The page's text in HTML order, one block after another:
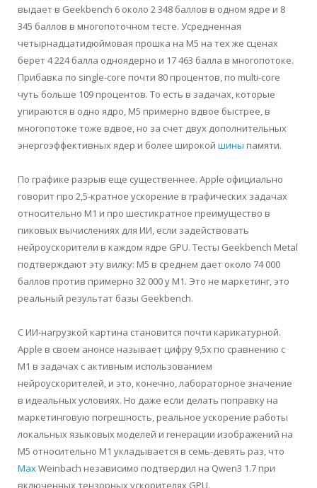
выдает в Geekbench 6 около 2 348 баллов в одном ядре и 8
345 баллов в многопоточном тесте. Усредненная
четырнадцатидюймовая прошка на M5 на тех же сценах
берет 4 224 балла одноядерно и 17 463 балла в многопотоке.
Прибавка по single-core почти 80 процентов, по multi-core
чуть больше 109 процентов. То есть в задачах, которые
упираются в одно ядро, M5 примерно вдвое быстрее, в
многопотоке тоже вдвое, но за счет двух дополнительных
энергоэффективных ядер и более широкой шины памяти.
По графике разрыв еще существеннее. Apple официально
говорит про 2,5-кратное ускорение в графических задачах
относительно M1 и про шестикратное преимущество в
пиковых вычислениях для ИИ, если задействовать
нейроускорители в каждом ядре GPU. Тесты Geekbench Metal
подтверждают эту вилку: M5 в среднем дает около 74 000
баллов против примерно 32 000 у M1. Это не маркетинг, это
реальный результат базы Geekbench.
С ИИ-нагрузкой картина становится почти карикатурной.
Apple в своем анонсе называет цифру 9,5x по сравнению с
M1 в задачах с активным использованием
нейроускорителей, и это, конечно, лабораторное значение
в идеальных условиях. Но даже если делать поправку на
маркетинговую погрешность, реальное ускорение работы
локальных языковых моделей и генерации изображений на
M5 относительно M1 укладывается в семь-девять раз, что
MaxWeinbach независимо подтвердил на Qwen3 1.7 при
включенных тензорных ускорителях GPU.